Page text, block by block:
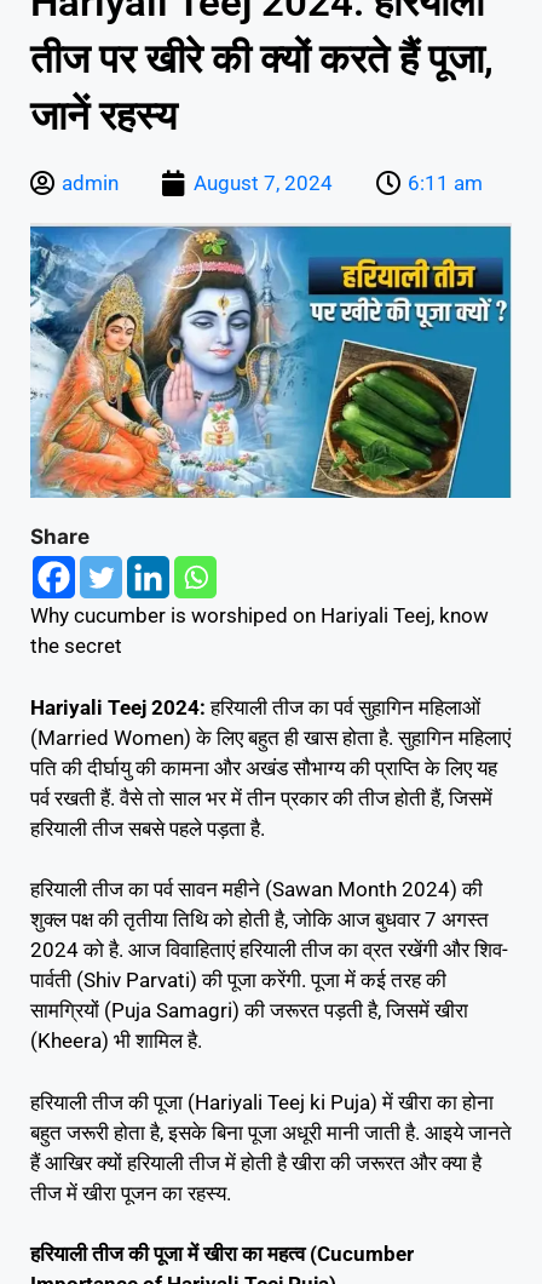
तीज पर खीरे की क्यों करते हैं पूजा,
जानें रहस्य
admin August 7, 2024 6:11 am
Share
Why cucumber is worshiped on Hariyali Teej, know
the secret
Hariyali Teej 2024:हरियाली तीज का पर्व सुहागिन महिलाओं
(Married Women) के लिए बहुत ही खास होता है. सुहागिन महिलाएं
पति की दीर्घायु की कामना और अखंड सौभाग्य की प्राप्ति के लिए यह
पर्व रखती हैं. वैसे तो साल भर में तीन प्रकार की तीज होती हैं, जिसमें
हरियाली तीज सबसे पहले पड़ता है.
हरियाली तीज का पर्व सावन महीने (Sawan Month 2024) की
शुक्ल पक्ष की तृतीया तिथि को होती है, जोकि आज बुधवार 7 अगस्त
2024 को है. आज विवाहिताएं हरियाली तीज का व्रत रखेंगी और शिव-
पार्वती (Shiv Parvati) की पूजा करेंगी. पूजा में कई तरह की
सामग्रियों (Puja Samagri) की जरूरत पड़ती है, जिसमें खीरा
(Kheera) भी शामिल है.
हरियाली तीज की पूजा (Hariyali Teej ki Puja) में खीरा का होना
बहुत जरूरी होता है, इसके बिना पूजा अधूरी मानी जाती है. आइये जानते
हैं आखिर क्यों हरियाली तीज में होती है खीरा की जरूरत और क्या है
तीज में खीरा पूजन का रहस्य.
हरियाली तीज की पूजा में खीरा का महत्व (Cucumber